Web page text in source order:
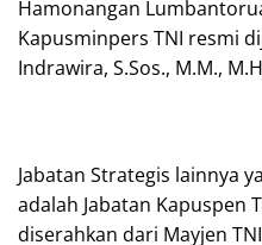
Hamonangan
Kapusminpers TNI resmi
Indrawira, S.Sos., M.M.,
Jabatan Strategis lainnya
adalah Jabatan Kapuspen
diserahkan dari Mayjen